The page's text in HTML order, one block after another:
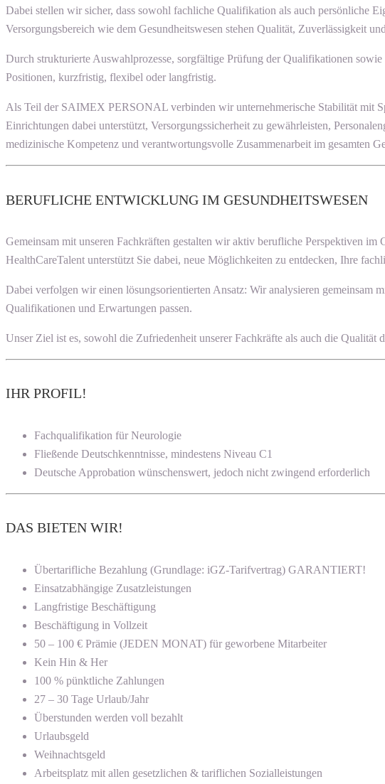
Dabei stellen wir sicher, dass sowohl fachliche Qualifikation als auch persönliche
Versorgungsbereich wie dem Gesundheitswesen stehen Qualität, Zuverlässigkeit
Durch strukturierte Auswahlprozesse, sorgfältige Prüfung der Qualifikationen
Positionen, kurzfristig, flexibel oder langfristig.
Als Teil der SAIMEX PERSONAL verbinden wir unternehmerische Stabilität mit
Einrichtungen dabei unterstützt, Versorgungssicherheit zu gewährleisten,
medizinische Kompetenz und verantwortungsvolle Zusammenarbeit im gesamten
BERUFLICHE ENTWICKLUNG IM GESUNDHEITSWESEN
Gemeinsam mit unseren Fachkräften gestalten wir aktiv berufliche Perspektiven im
HealthCareTalent unterstützt Sie dabei, neue Möglichkeiten zu entdecken, Ihre
Dabei verfolgen wir einen lösungsorientierten Ansatz: Wir analysieren gemeinsam
Qualifikationen und Erwartungen passen.
Unser Ziel ist es, sowohl die Zufriedenheit unserer Fachkräfte als auch die
IHR PROFIL!
Fachqualifikation für Neurologie
Fließende Deutschkenntnisse, mindestens Niveau C1
Deutsche Approbation wünschenswert, jedoch nicht zwingend erforderlich
DAS BIETEN WIR!
Übertarifliche Bezahlung (Grundlage: iGZ-Tarifvertrag) GARANTIERT!
Einsatzabhängige Zusatzleistungen
Langfristige Beschäftigung
Beschäftigung in Vollzeit
50 – 100 € Prämie (JEDEN MONAT) für geworbene Mitarbeiter
Kein Hin & Her
100 % pünktliche Zahlungen
27 – 30 Tage Urlaub/Jahr
Überstunden werden voll bezahlt
Urlaubsgeld
Weihnachtsgeld
Arbeitsplatz mit allen gesetzlichen & tariflichen Sozialleistungen